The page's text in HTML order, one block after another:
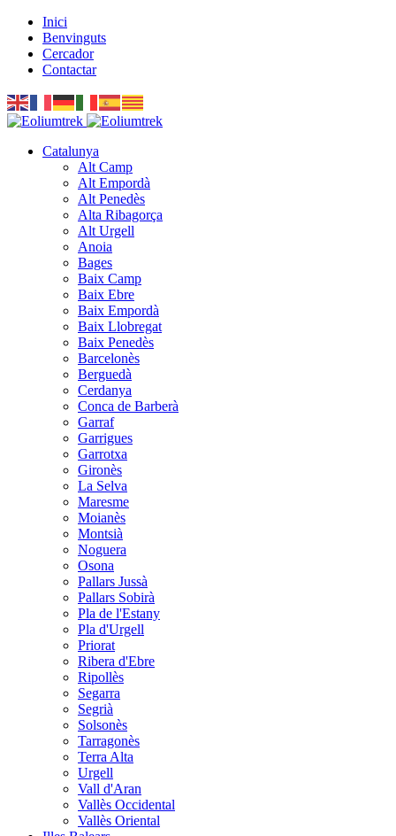
Inici
Benvinguts
Cercador
Contactar
Catalunya
Alt Camp
Alt Empordà
Alt Penedès
Alta Ribagorça
Alt Urgell
Anoia
Bages
Baix Camp
Baix Ebre
Baix Empordà
Baix Llobregat
Baix Penedès
Barcelonès
Berguedà
Cerdanya
Conca de Barberà
Garraf
Garrigues
Garrotxa
Gironès
La Selva
Maresme
Moianès
Montsià
Noguera
Osona
Pallars Jussà
Pallars Sobirà
Pla de l'Estany
Pla d'Urgell
Priorat
Ribera d'Ebre
Ripollès
Segarra
Segrià
Solsonès
Tarragonès
Terra Alta
Urgell
Vall d'Aran
Vallès Occidental
Vallès Oriental